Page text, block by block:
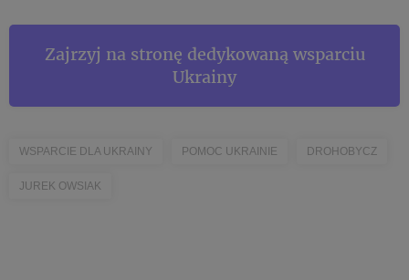
Zajrzyj na stronę dedykowaną wsparciu
Ukrainy
WSPARCIE DLA UKRAINY POMOC UKRAINIE DROHOBYCZ
JUREK OWSIAK